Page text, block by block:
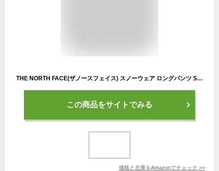
THE NORTH FACE(ザノースフェイス) スノーウェア ロングパンツ Shukabra Pant ブラック M
この商品をサイトでみる
価格と在庫をAmazonでチェック >>